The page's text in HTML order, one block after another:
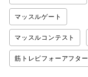
マッスルゲート
マッスルコンテスト
筋トレビフォーアフター